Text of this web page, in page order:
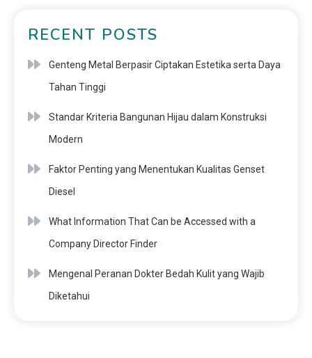
RECENT POSTS
Genteng Metal Berpasir Ciptakan Estetika serta Daya
Tahan Tinggi
Standar Kriteria Bangunan Hijau dalam Konstruksi
Modern
Faktor Penting yang Menentukan Kualitas Genset
Diesel
What Information That Can be Accessed with a
Company Director Finder
Mengenal Peranan Dokter Bedah Kulit yang Wajib
Diketahui